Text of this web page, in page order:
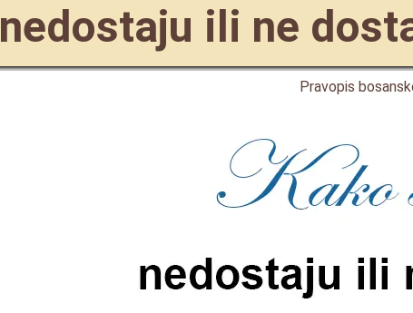
nedostaju ili ne
Pravopis